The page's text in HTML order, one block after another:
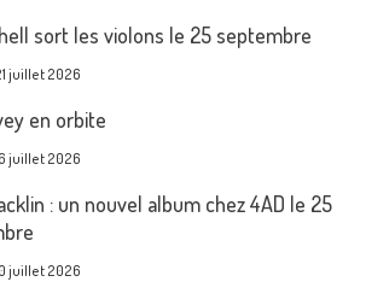
sort les violons le 25 septembre
juillet 2026
en orbite
juillet 2026
: un nouvel album chez 4AD le 25
juillet 2026